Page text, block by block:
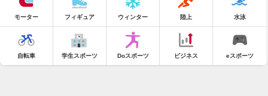
モーター フィギュア ウィンター 陸上 水泳
自転車 学生スポーツ Doスポーツ ビジネス eスポーツ